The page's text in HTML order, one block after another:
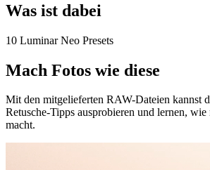
Was ist dabei
10 Luminar Neo Presets
Mach Fotos wie diese
Mit den mitgelieferten RAW-Dateien kannst
Retusche-Tipps ausprobieren und lernen, wie
macht.